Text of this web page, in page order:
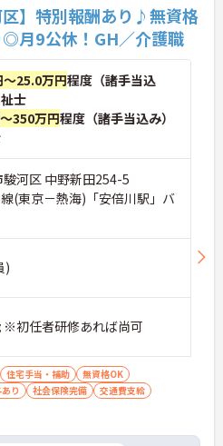
区】特別報酬あり♪無資格
月9公休！GH／介護職
25.0万円程度（諸手当込
士
350万円程度（諸手当込み）
河区 中野新田254-5
(東京－熱海)「安倍川駅」バ
)
初任者研修あれば尚可
住宅手当・補助
無資格OK
り 社会保険完備
交通費支給